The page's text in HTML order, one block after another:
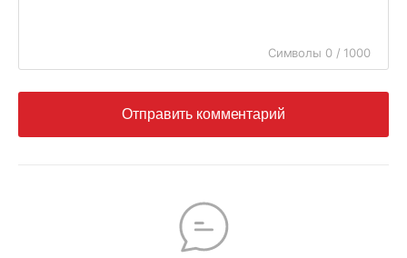
Символы 0 / 1000
Отправить комментарий